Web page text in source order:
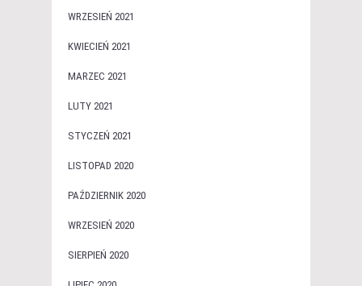
WRZESIEŃ 2021
KWIECIEŃ 2021
MARZEC 2021
LUTY 2021
STYCZEŃ 2021
LISTOPAD 2020
PAŹDZIERNIK 2020
WRZESIEŃ 2020
SIERPIEŃ 2020